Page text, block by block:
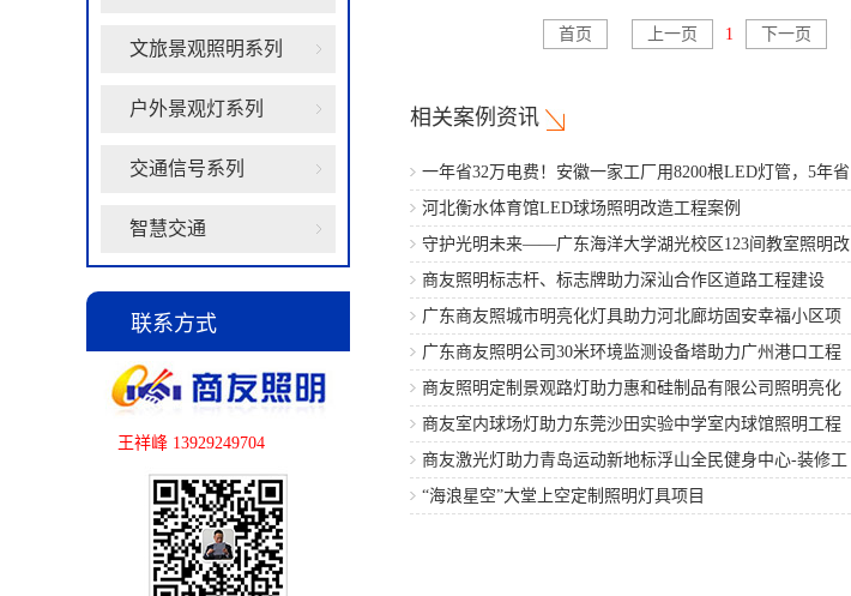
文旅景观照明系列
户外景观灯系列
交通信号系列
智慧交通
联系方式
王祥峰 13929249704
首页 上一页 1 下一页
相关案例资讯
一年省32万电费！安徽一家工厂用8200根LED灯管，5年省
出一辆豪车
河北衡水体育馆LED球场照明改造工程案例
守护光明未来——广东海洋大学湖光校区123间教室照明改
造工程案例
商友照明标志杆、标志牌助力深汕合作区道路工程建设
广东商友照城市明亮化灯具助力河北廊坊固安幸福小区项
目建设
广东商友照明公司30米环境监测设备塔助力广州港口工程
商友照明定制景观路灯助力惠和硅制品有限公司照明亮化
建设
商友室内球场灯助力东莞沙田实验中学室内球馆照明工程
项目
商友激光灯助力青岛运动新地标浮山全民健身中心-装修工
程
“海浪星空”大堂上空定制照明灯具项目